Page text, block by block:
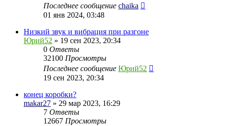
Последнее сообщение chaika
01 янв 2024, 03:48
Низкий звук и вибрация при разгоне
Юрий52 » 19 сен 2023, 20:34
0 Ответы
32100 Просмотры
Последнее сообщение Юрий52
19 сен 2023, 20:34
конец коробки?
makar27 » 29 мар 2023, 16:29
7 Ответы
12667 Просмотры